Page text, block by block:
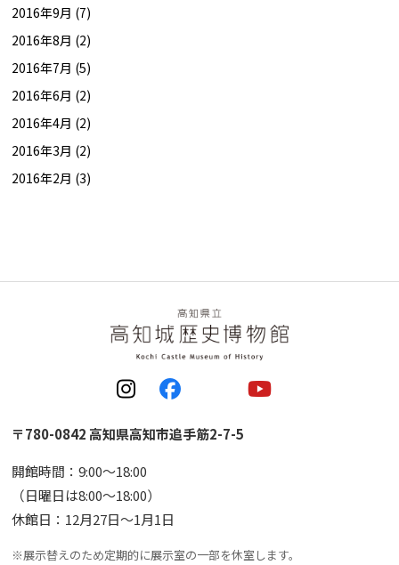
2016年9月 (7)
2016年8月 (2)
2016年7月 (5)
2016年6月 (2)
2016年4月 (2)
2016年3月 (2)
2016年2月 (3)
〒780-0842 高知県高知市追手筋2-7-5
開館時間：9:00〜18:00
（日曜日は8:00〜18:00）
休館日：12月27日〜1月1日
※展示替えのため定期的に展示室の一部を休室します。